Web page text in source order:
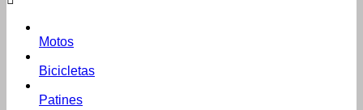
Motos
Bicicletas
Patines